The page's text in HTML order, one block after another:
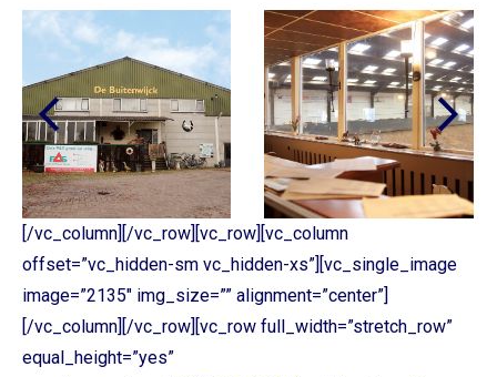
[/vc_column][/vc_row][vc_row][vc_column
offset=”vc_hidden-sm vc_hidden-xs”][vc_single_image
image=”2135″ img_size=”” alignment=”center”]
[/vc_column][/vc_row][vc_row full_width=”stretch_row”
equal_height=”yes”